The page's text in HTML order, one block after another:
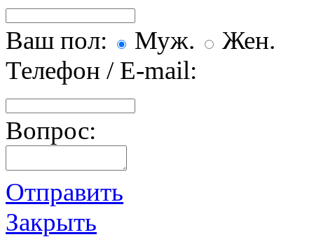
Ваш пол: Муж.
Жен.
Телефон / E-mail:
Вопрос:
Отправить
Закрыть